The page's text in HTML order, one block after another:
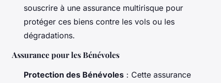
souscrire à une assurance multirisque pour
protéger ces biens contre les vols ou les
dégradations.
Assurance pour les Bénévoles
Protection des Bénévoles : Cette assurance